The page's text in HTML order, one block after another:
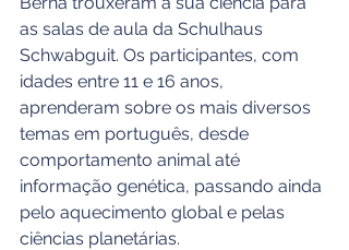
as salas de aula da Schulhaus
Schwabguit. Os participantes, com
idades entre 11 e 16 anos,
aprenderam sobre os mais diversos
temas em português, desde
comportamento animal até
informação genética, passando ainda
pelo aquecimento global e pelas
ciências planetárias.